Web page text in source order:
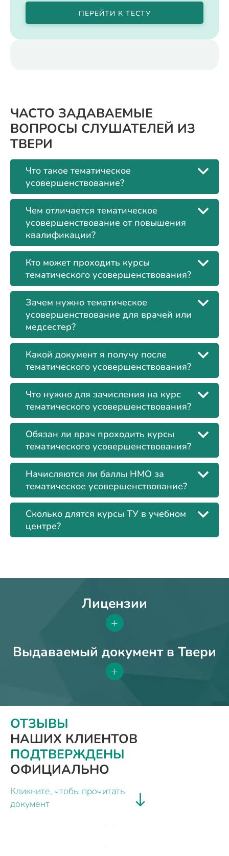
ПЕРЕЙТИ К ТЕСТУ
ЧАСТО ЗАДАВАЕМЫЕ
ВОПРОСЫ СЛУШАТЕЛЕЙ ИЗ
ТВЕРИ
Что такое тематическое
усовершенствование?
Чем отличается тематическое
усовершенствование от повышения
квалификации?
Кто может проходить курсы
тематического усовершенствования?
Зачем нужно тематическое
усовершенствование для врачей или
медсестер?
Какой документ я получу после
тематического усовершенствования?
Что нужно для зачисления на курс
тематического усовершенствования?
Обязан ли врач проходить курсы
тематического усовершенствования?
Начисляются ли баллы НМО за
тематическое усовершенствование?
Сколько длятся курсы ТУ в учебном
центре?
Лицензии
+
Выдаваемый документ в Твери
+
ОТЗЫВЫ
НАШИХ КЛИЕНТОВ
ПОДТВЕРЖДЕНЫ
ОФИЦИАЛЬНО
Кликните, чтобы прочитать
документ